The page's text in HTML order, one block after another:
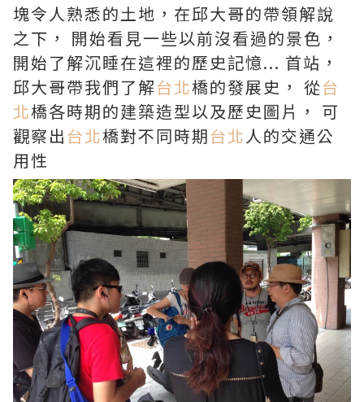
塊令人熟悉的土地，在邱大哥的帶領解說
之下， 開始看見一些以前沒看過的景色，
開始了解沉睡在這裡的歷史記憶... 首站，
邱大哥帶我們了解台北橋的發展史， 從台
北橋各時期的建築造型以及歷史圖片， 可
觀察出 台北橋對不同時期台北 人的交通公
用性